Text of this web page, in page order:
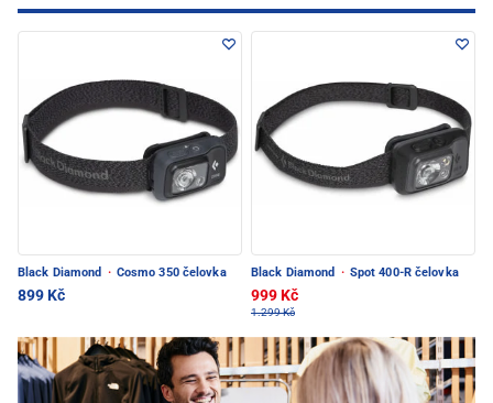
Black Diamond · Cosmo 350 čelovka
899 Kč
Black Diamond · Spot 400-R čelovka
999 Kč
1.299 Kč